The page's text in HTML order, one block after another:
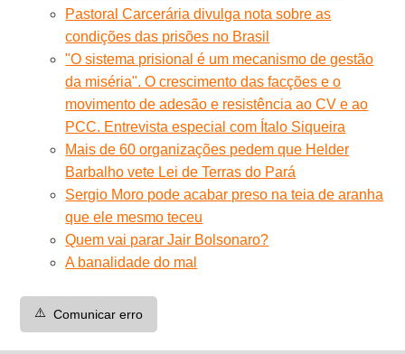
Pastoral Carcerária divulga nota sobre as
condições das prisões no Brasil
"O sistema prisional é um mecanismo de gestão
da miséria". O crescimento das facções e o
movimento de adesão e resistência ao CV e ao
PCC. Entrevista especial com Ítalo Siqueira
Mais de 60 organizações pedem que Helder
Barbalho vete Lei de Terras do Pará
Sergio Moro pode acabar preso na teia de aranha
que ele mesmo teceu
Quem vai parar Jair Bolsonaro?
A banalidade do mal
⚠️ Comunicar erro